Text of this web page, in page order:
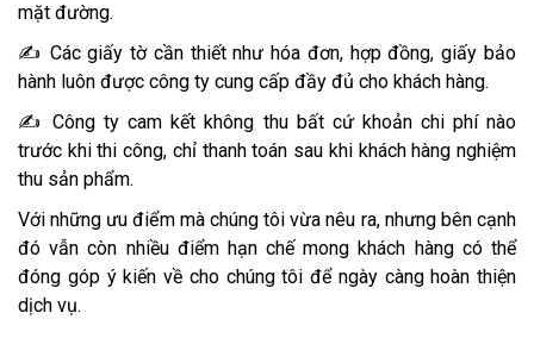
mặt đường.
✍️ Các giấy tờ cần thiết như hóa đơn, hợp đồng, giấy bảo
hành luôn được công ty cung cấp đầy đủ cho khách hàng.
✍️ Công ty cam kết không thu bất cứ khoản chi phí nào
trước khi thi công, chỉ thanh toán sau khi khách hàng nghiệm
thu sản phẩm.
Với những ưu điểm mà chúng tôi vừa nêu ra, nhưng bên cạnh
đó vẫn còn nhiều điểm hạn chế mong khách hàng có thể
đóng góp ý kiến về cho chúng tôi để ngày càng hoàn thiện
dịch vụ.